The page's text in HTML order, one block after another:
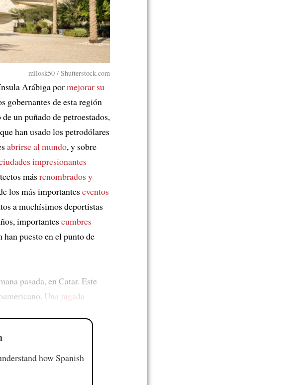
milosk50 / Shutterstock.com
Arábiga pormejorar su
gobernantes de esta región
un puñado de petroestados,
han usado los petrodólares
abrirse al mundo, y sobre
impresionantes
másrenombrados y
los más importanteseventos
a muchísimos deportistas
importantescumbres
han puesto en el punto de
pasada, en Catar. Este
Una jugada
how Spanish